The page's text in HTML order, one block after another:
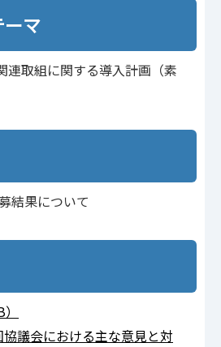
ーマ
連取組に関する導入計画（素
結果について
協議会における主な意見と対